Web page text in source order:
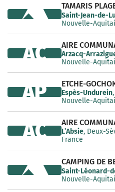
TAMARIS
Saint-Jean-de-
Nouvelle-
AIRE
Arzacq-
Nouvelle-
AC
ETCHE-
Espès-Undurein
Nouvelle-
AP
AIRE
L’Absie, Deux-
France
AC
CAMPING DE
Saint-Léonard-
Nouvelle-